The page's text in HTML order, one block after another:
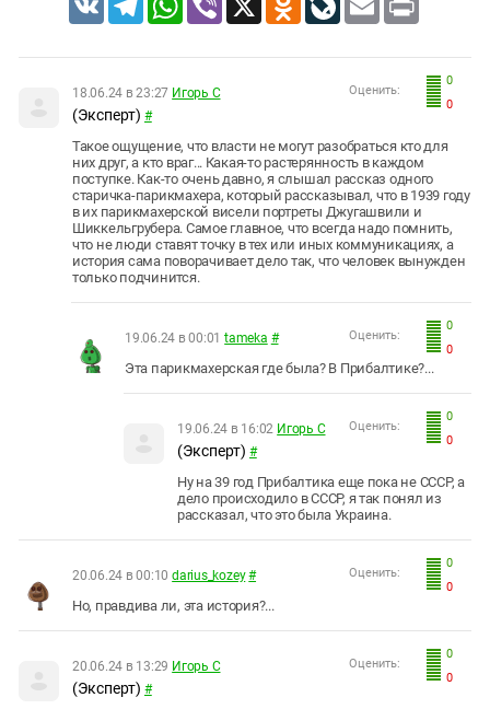
0
0
Оценить:
18.06.24 в 23:27 Игорь С
(Эксперт) #
Такое ощущение, что власти не могут разобраться кто для
них друг, а кто враг... Какая-то растерянность в каждом
поступке. Как-то очень давно, я слышал рассказ одного
старичка-парикмахера, который рассказывал, что в 1939 году
в их парикмахерской висели портреты Джугашвили и
Шиккельгрубера. Самое главное, что всегда надо помнить,
что не люди ставят точку в тех или иных коммуникациях, а
история сама поворачивает дело так, что человек вынужден
только подчинится.
0
0
Оценить:
19.06.24 в 00:01 tameka #
Эта парикмахерская где была? В Прибалтике?...
0
0
Оценить:
19.06.24 в 16:02 Игорь С
(Эксперт) #
Ну на 39 год Прибалтика еще пока не СССР, а
дело происходило в СССР, я так понял из
рассказал, что это была Украина.
0
0
Оценить:
20.06.24 в 00:10 darius_kozey #
Но, правдива ли, эта история?...
0
0
Оценить:
20.06.24 в 13:29 Игорь С
(Эксперт) #